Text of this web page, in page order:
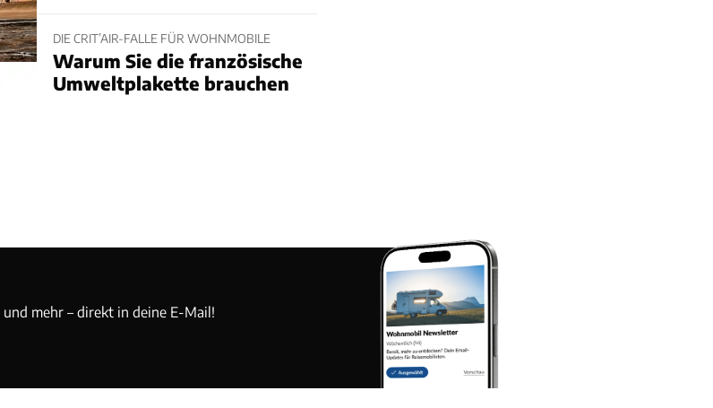
DIE CRIT’AIR-FALLE FÜR WOHNMOBILE
Warum Sie die französische
Umweltplakette brauchen
und mehr – direkt in deine E-Mail!